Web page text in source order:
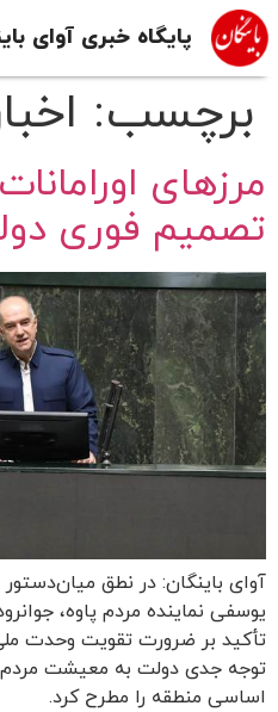
پایگاه خبری آوای
برچسب:
مرزهای
تصمیم فوری
یوسفی نماینده مردم پاوه،
تأکید بر ضرورت تقویت وحدت
توجه جدی دولت به معیشت
اساسی منطقه را مطرح کرد.